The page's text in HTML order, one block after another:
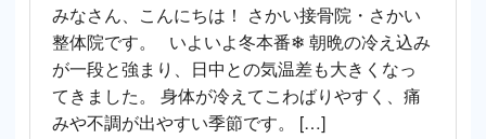
みなさん、こんにちは！ さかい接骨院・さかい
整体院です。 いよいよ冬本番❄ 朝晩の冷え込み
が一段と強まり、日中との気温差も大きくなっ
てきました。 身体が冷えてこわばりやすく、痛
みや不調が出やすい季節です。 […]